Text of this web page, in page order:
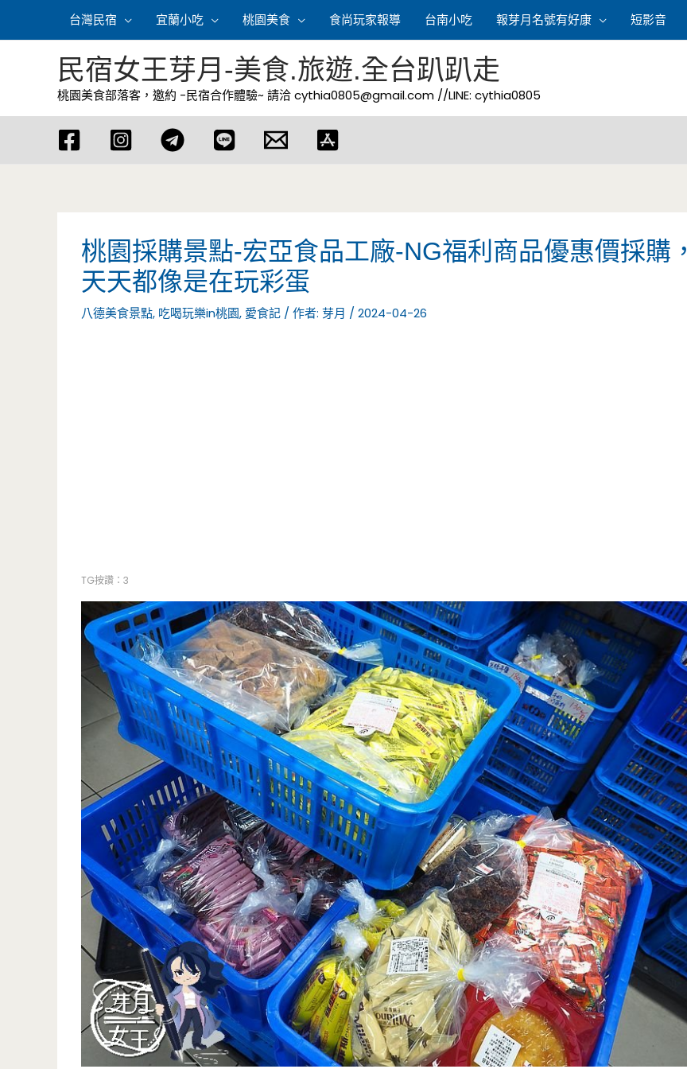
容
台灣民宿 宜蘭小吃 桃園美食 食尚玩家報導 台南小吃 報芽月名號有好康 短影音
民宿女王芽月-美食.旅遊.全台趴趴走
桃園美食部落客，邀約 -民宿合作體驗~ 請洽cythia0805@gmail.com //LINE: cythia0805
桃園採購景點-宏亞食品工廠-NG福利商品優惠價採購，
天天都像是在玩彩蛋
八德美食景點, 吃喝玩樂in桃園, 愛食記 / 作者: 芽月 / 2024-04-26
TG按讚：3